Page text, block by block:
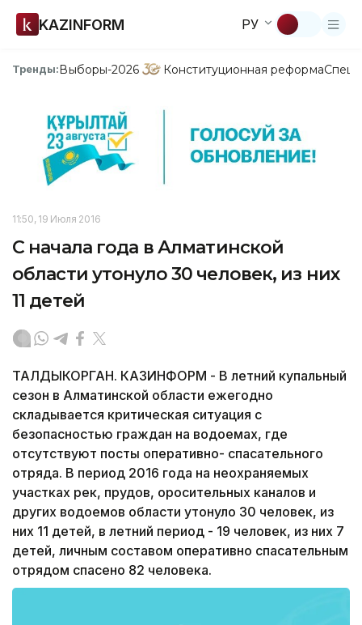
KAZINFORM РУ
Тренды:Выборы-2026 Конституционная реформа
11:50, 19 Июля 2016
С начала года в Алматинской
области утонуло 30 человек, из них
11 детей
ТАЛДЫКОРГАН. КАЗИНФОРМ - В летний купальный
сезон в Алматинской области ежегодно
складывается критическая ситуация с
безопасностью граждан на водоемах, где
отсутствуют посты оперативно- спасательного
отряда. В период 2016 года на неохраняемых
участках рек, прудов, оросительных каналов и
других водоемов области утонуло 30 человек, из
них 11 детей, в летний период - 19 человек, из них 7
детей, личным составом оперативно спасательным
отрядом спасено 82 человека.